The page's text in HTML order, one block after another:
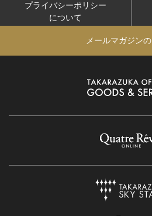
プライバシーポリシー
について
メールマガジン